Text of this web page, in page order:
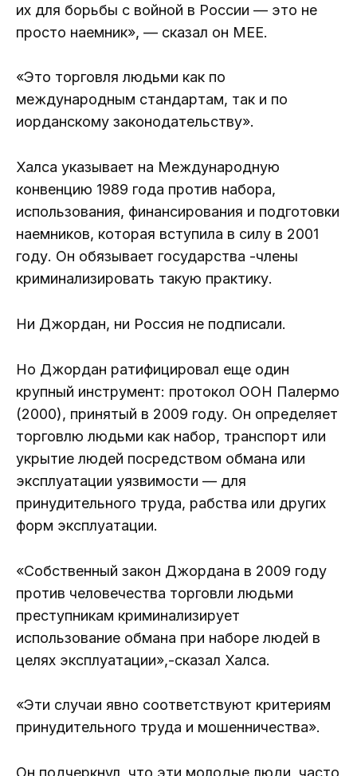
их для борьбы с войной в России — это не
просто наемник», — сказал он MEE.
«Это торговля людьми как по
международным стандартам, так и по
иорданскому законодательству».
Халса указывает на Международную
конвенцию 1989 года против набора,
использования, финансирования и подготовки
наемников, которая вступила в силу в 2001
году. Он обязывает государства -члены
криминализировать такую ​​практику.
Ни Джордан, ни Россия не подписали.
Но Джордан ратифицировал еще один
крупный инструмент: протокол ООН Палермо
(2000), принятый в 2009 году. Он определяет
торговлю людьми как набор, транспорт или
укрытие людей посредством обмана или
эксплуатации уязвимости — для
принудительного труда, рабства или других
форм эксплуатации.
«Собственный закон Джордана в 2009 году
против человечества торговли людьми
преступникам криминализирует
использование обмана при наборе людей в
целях эксплуатации»,-сказал Халса.
«Эти случаи явно соответствуют критериям
принудительного труда и мошенничества».
Он подчеркнул, что эти молодые люди, часто